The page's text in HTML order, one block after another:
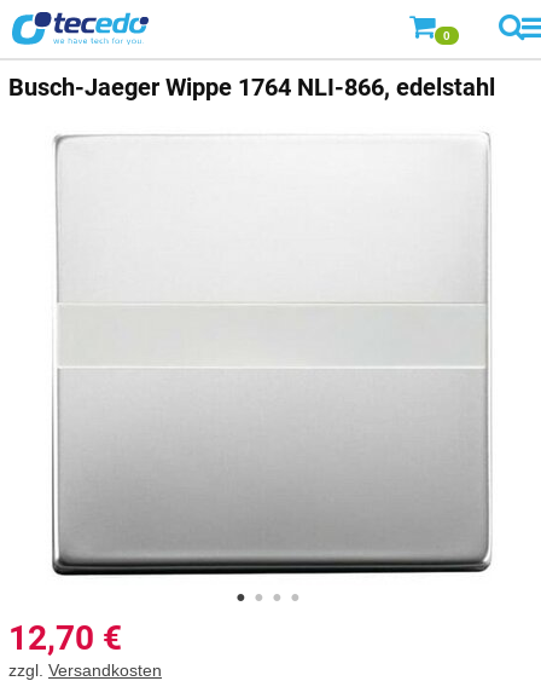
0
Busch-Jaeger Wippe 1764 NLI-866, edelstahl
12,70 €
zzgl. Versandkosten